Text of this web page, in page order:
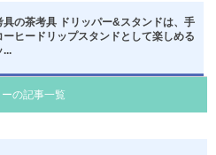
具の茶考具 ドリッパー&スタンドは、手
ーヒードリップスタンドとして楽しめる
...
の記事一覧